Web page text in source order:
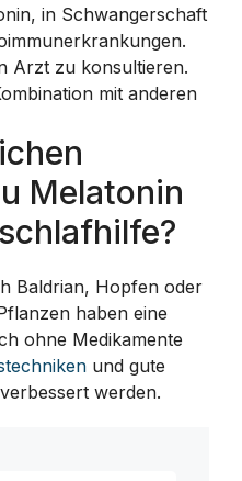
in Schwangerschaft
Arzt zu konsultieren.
mit anderen
Melatonin
Baldrian, Hopfen oder
haben eine
ohne Medikamente
und gute
werden.